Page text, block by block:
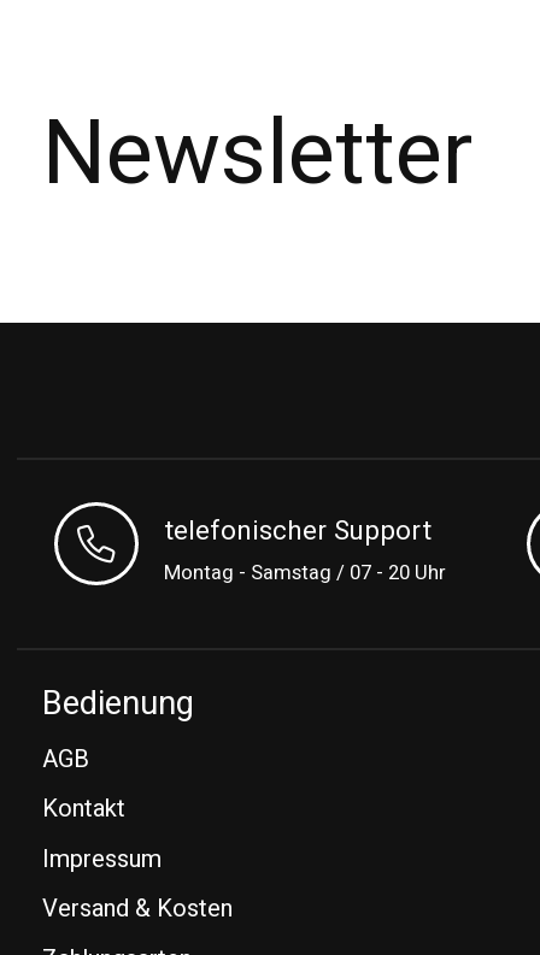
Newsletter
telefonischer Support
Montag - Samstag / 07 - 20 Uhr
Bedienung
AGB
Kontakt
Impressum
Versand & Kosten